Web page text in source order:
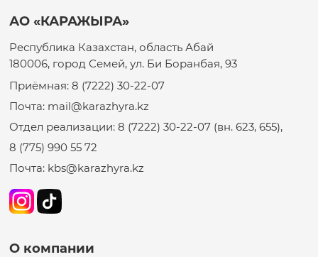
АО «КАРАЖЫРА»
Республика Казахстан, область Абай
180006, город Семей, ул. Би Боранбая, 93
Приёмная: 8 (7222) 30-22-07
Почта: mail@karazhyra.kz
Отдел реализации: 8 (7222) 30-22-07 (вн. 623, 655),
8 (775) 990 55 72
Почта: kbs@karazhyra.kz
О компании